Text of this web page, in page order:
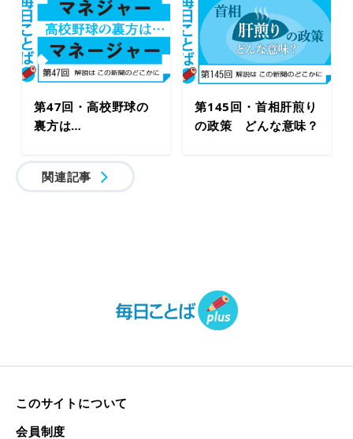
第47回・高校野球の
裏方は…
第145回・首相肝煎り
の政策 どんな意味？
関連記事
このサイトについて
会員制度